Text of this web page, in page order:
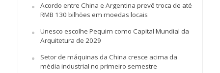
Acordo entre China e Argentina prevê troca de até
RMB 130 bilhões em moedas locais
Unesco escolhe Pequim como Capital Mundial da
Arquitetura de 2029
Setor de máquinas da China cresce acima da
média industrial no primeiro semestre